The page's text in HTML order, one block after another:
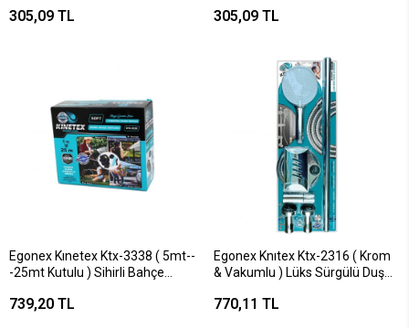
305,09 TL 305,09 TL
Egonex Kınetex Ktx-3338 ( 5mt--
-25mt Kutulu ) Sihirli Bahçe
739,20 TL
Egonex Knıtex Ktx-2316 ( Krom
& Vakumlu ) Lüks Sürgülü Duş
770,11 TL